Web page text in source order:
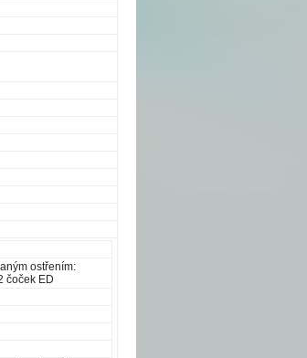
ostřením:
čoček ED